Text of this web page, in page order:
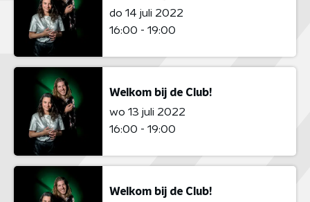
do 14 juli 2022
16:00 - 19:00
Welkom bij de Club!
wo 13 juli 2022
16:00 - 19:00
Welkom bij de Club!